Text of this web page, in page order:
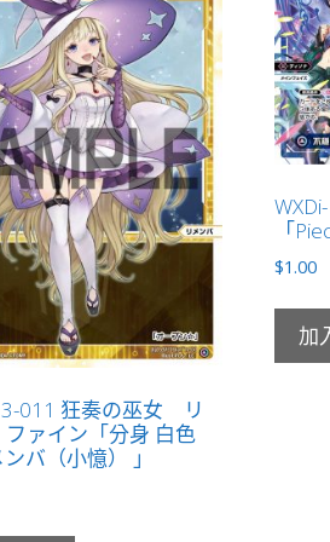
011 狂奏の巫女 リ
ファイン「分身 白色
バ（小憶） 」
「
$1.00
加